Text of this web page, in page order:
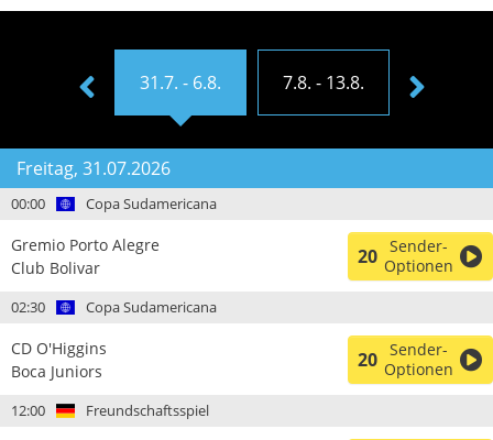
- 30.7. 31.7. - 6.8. 7.8. - 13.8. 14.8. -
Freitag, 31.07.2026
00:00 Copa Sudamericana
Gremio Porto Alegre
Club Bolivar
20 Sender-
Optionen
02:30 Copa Sudamericana
CD O'Higgins
Boca Juniors
20 Sender-
Optionen
12:00 Freundschaftsspiel